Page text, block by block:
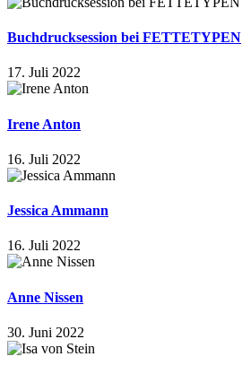
Buchdrucksession bei FETTETYPEN
17. Juli 2022
Irene Anton
16. Juli 2022
Jessica Ammann
16. Juli 2022
Anne Nissen
30. Juni 2022